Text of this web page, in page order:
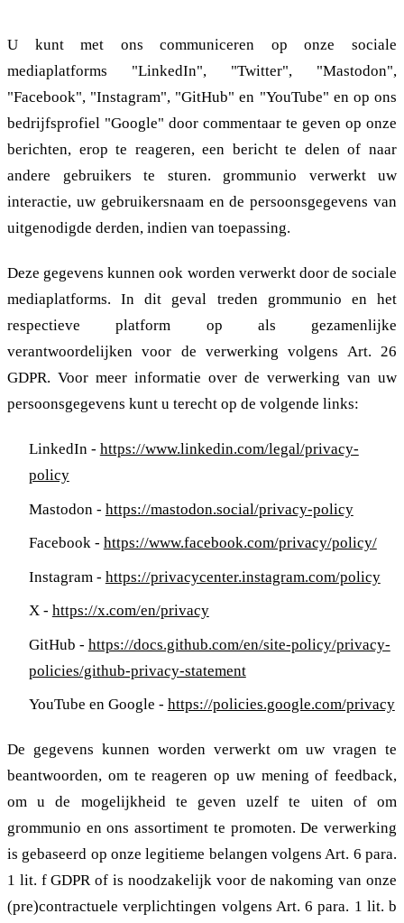
U kunt met ons communiceren op onze sociale
mediaplatforms "LinkedIn", "Twitter", "Mastodon",
"Facebook", "Instagram", "GitHub" en "YouTube" en op ons
bedrijfsprofiel "Google" door commentaar te geven op onze
berichten, erop te reageren, een bericht te delen of naar
andere gebruikers te sturen. grommunio verwerkt uw
interactie, uw gebruikersnaam en de persoonsgegevens van
uitgenodigde derden, indien van toepassing.
Deze gegevens kunnen ook worden verwerkt door de sociale
mediaplatforms. In dit geval treden grommunio en het
respectieve platform op als gezamenlijke
verantwoordelijken voor de verwerking volgens Art. 26
GDPR. Voor meer informatie over de verwerking van uw
persoonsgegevens kunt u terecht op de volgende links:
LinkedIn - https://www.linkedin.com/legal/privacy-
policy
Mastodon - https://mastodon.social/privacy-policy
Facebook - https://www.facebook.com/privacy/policy/
Instagram - https://privacycenter.instagram.com/policy
X - https://x.com/en/privacy
GitHub - https://docs.github.com/en/site-policy/privacy-
policies/github-privacy-statement
YouTube en Google - https://policies.google.com/privacy
De gegevens kunnen worden verwerkt om uw vragen te
beantwoorden, om te reageren op uw mening of feedback,
om u de mogelijkheid te geven uzelf te uiten of om
grommunio en ons assortiment te promoten. De verwerking
is gebaseerd op onze legitieme belangen volgens Art. 6 para.
1 lit. f GDPR of is noodzakelijk voor de nakoming van onze
(pre)contractuele verplichtingen volgens Art. 6 para. 1 lit. b